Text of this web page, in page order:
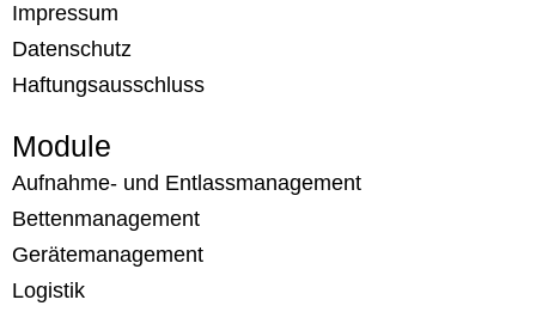
Impressum
Datenschutz
Haftungsausschluss
Module
Aufnahme- und Entlassmanagement
Bettenmanagement
Gerätemanagement
Logistik